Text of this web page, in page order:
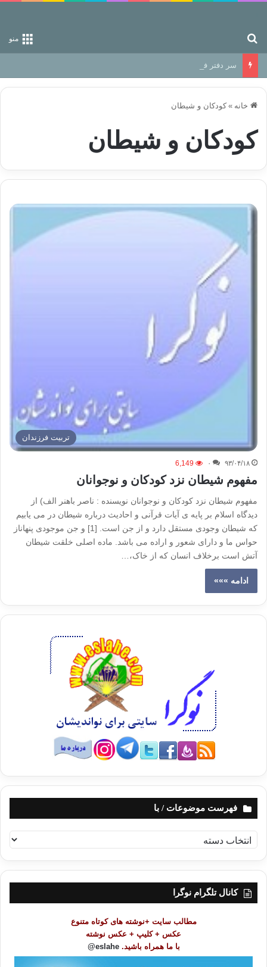
منو
سر دفتر فساد در زمین‌، دوری وکناره‌گیری از راه خداست‌!
خانه » کودکان و شیطان
کودکان و شیطان
تربیت فرزندان
۹۳/۰۴/۱۸ ۰ 6,149
مفهوم شیطان نزد کودکان و نوجوانان
مفهوم شیطان نزد کودکان و نوجوانان نویسنده : ناصر باهنر الف) از
دیدگاه اسلام بر پایه ی آیات قرآنی و احادیث درباره شیطان در می یابیم
که شیطان وجودی مستقل دارد و از جن است. [1] و جن موجودی پنهاناز
حواس ما و دارای شعور و اراده می باشد. ماده اصلی خلقت شیطان
آتش است برخلاف انسان که از خاک،…
ادامه »»»
فهرست موضوعات / با
ه
ر
کانال تلگرام نوگرا
مطالب سایت +نوشته های کوتاه متنوع
عکس + کلیپ + عکس نوشته
با ما همراه باشید. eslahe@